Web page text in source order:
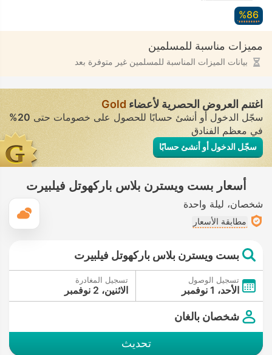
86‏%
مميزات مناسبة للمسلمين
بيانات الميزات المناسبة للمسلمين غير متوفرة بعد
اغتنم العروض الحصرية لأعضاء Gold
سجّل الدخول أو أنشئ حسابًا للحصول على خصومات حتى20%
في معظم الفنادق
سجّل الدخول أو أنشئ حسابًا
أسعار بست ويسترن بلاس باركهوتل فيلبيرت
شخصان ليلة واحدة
مطابقة الأسعار
بست ويسترن بلاس باركهوتل فيلبيرت
تسجيل الوصول
الأحد، 1 نوفمبر
تسجيل المغادرة
الاثنين، 2 نوفمبر
شخصان بالغان
تحديث